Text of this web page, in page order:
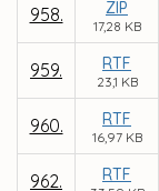
958. ZIP
17,28 KB
959. RTF
23,1 KB
960. RTF
16,97 KB
962. RTF